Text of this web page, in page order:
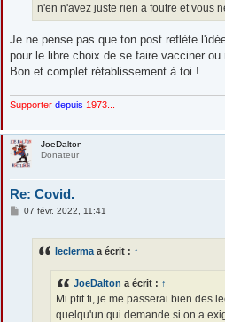
n'en n'avez juste rien a foutre et vous
Je ne pense pas que ton post reflète
pour le libre choix de se faire vacciner ou
Bon et complet rétablissement à toi !
Supporter depuis 1973...
JoeDalton
Donateur
Re: Covid.
M07 févr. 2022, 11:41
leclerma a écrit : ↑
JoeDalton a écrit : ↑
Mi ptit fi, je me passerai bien des
quelqu'un qui demande si on a